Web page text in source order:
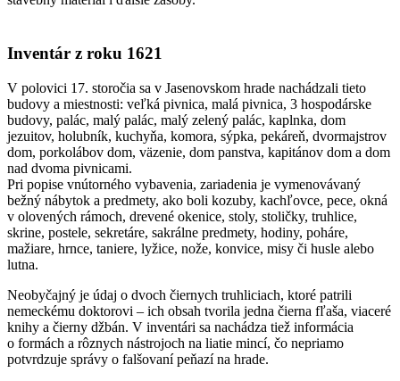
Inventár z roku 1621
V polovici 17. storočia sa v Jasenovskom hrade nachádzali tieto
budovy a miestnosti: veľká pivnica, malá pivnica, 3 hospodárske
budovy, palác, malý palác, malý zelený palác, kaplnka, dom
jezuitov, holubník, kuchyňa, komora, sýpka, pekáreň, dvormajstrov
dom, porkolábov dom, väzenie, dom panstva, kapitánov dom a dom
nad dvoma pivnicami.
Pri popise vnútorného vybavenia, zariadenia je vymenovávaný
bežný nábytok a predmety, ako boli kozuby, kachľovce, pece, okná
v olovených rámoch, drevené okenice, stoly, stoličky, truhlice,
skrine, postele, sekretáre, sakrálne predmety, hodiny, poháre,
mažiare, hrnce, taniere, lyžice, nože, konvice, misy či husle alebo
lutna.
Neobyčajný je údaj o dvoch čiernych truhliciach, ktoré patrili
nemeckému doktorovi – ich obsah tvorila jedna čierna fľaša, viaceré
knihy a čierny džbán. V inventári sa nachádza tiež informácia
o formách a rôznych nástrojoch na liatie mincí, čo nepriamo
potvrdzuje správy o falšovaní peňazí na hrade.